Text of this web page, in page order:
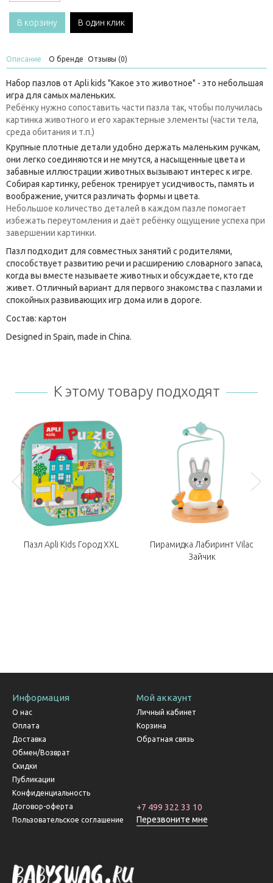
В корзину В один клик
Описание О бренде Отзывы (0)
Набор пазлов от Apli kids "Какое это животное" - это небольшая
игра для самых маленьких.
Ребёнку нужно сопоставить части пазла так, чтобы получилась
картинка животного и его характерные элементы (части тела,
среда обитания и т.п.)
Крупные плотные детали удобно держать маленьким ручкам,
они легко соединяются и не мнутся, а насыщенные цвета и
забавные иллюстрации животных вызывают интерес к игре.
Собирая картинку, ребенок тренирует усидчивость, память и
воображение, учится различать формы и цвета.
Небольшое количество деталей в каждом пазле помогает
избежать переутомления и даёт ребёнку ощущение успеха при
завершении картинки.
Пазл подходит для совместных занятий с родителями,
способствует развитию речи и расширению словарного запаса,
когда вы вместе называете животных и обсуждаете, кто где
живет. Отличный вариант для первого знакомства с пазлами и
спокойных развивающих игр дома или в дороге.
Состав: картон
Designed in Spain, made in China.
К этому товару подходят
Пазл Apli Kids Город XXL
Пирамидка Лабиринт Vilac
Зайчик
Информация
О нас
Оплата
Доставка
Обмен/Возврат
Скидки
Публикации
Конфиденциальность
Договор-оферта
Пользовательское соглашение
Мой аккаунт
Личный кабинет
Корзина
Обратная связь
+7 499 322 33 10
Перезвоните мне